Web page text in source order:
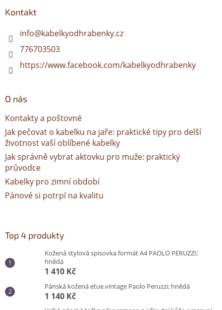
Kontakt
info@kabelkyodhrabenky.cz
776703503
https://www.facebook.com/kabelkyodhrabenky
O nás
Kontakty a poštovné
Jak pečovat o kabelku na jaře: praktické tipy pro delší
životnost vaší oblíbené kabelky
Jak správně vybrat aktovku pro muže: praktický
průvodce
Kabelky pro zimní období
Pánové si potrpí na kvalitu
Top 4 produkty
Kožená stylová spisovka formát A4 PAOLO PERUZZI;
hnědá
1 410 Kč
Pánská kožená etue vintage Paolo Peruzzi; hnědá
1 140 Kč